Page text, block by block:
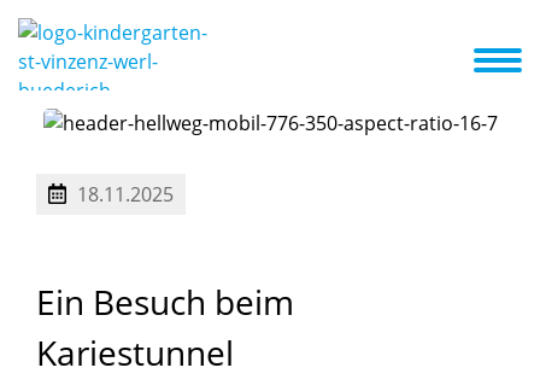
Anmeldung
18.11.2025
Ein Besuch beim
Kariestunnel